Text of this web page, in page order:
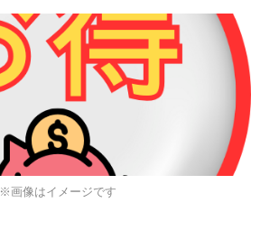
※画像はイメージです